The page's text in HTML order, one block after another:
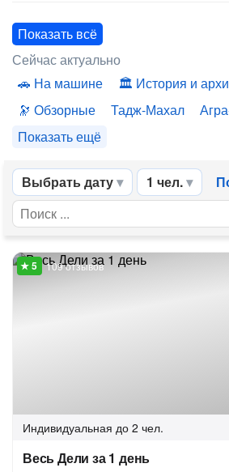
Показать всё
Сейчас актуально
На машине
История и
Обзорные
Тадж-Махал
Показать ещё
Выбрать дату 1 чел.
109 отзывов
Индивидуальная до 2 чел.
Весь Дели за 1 день